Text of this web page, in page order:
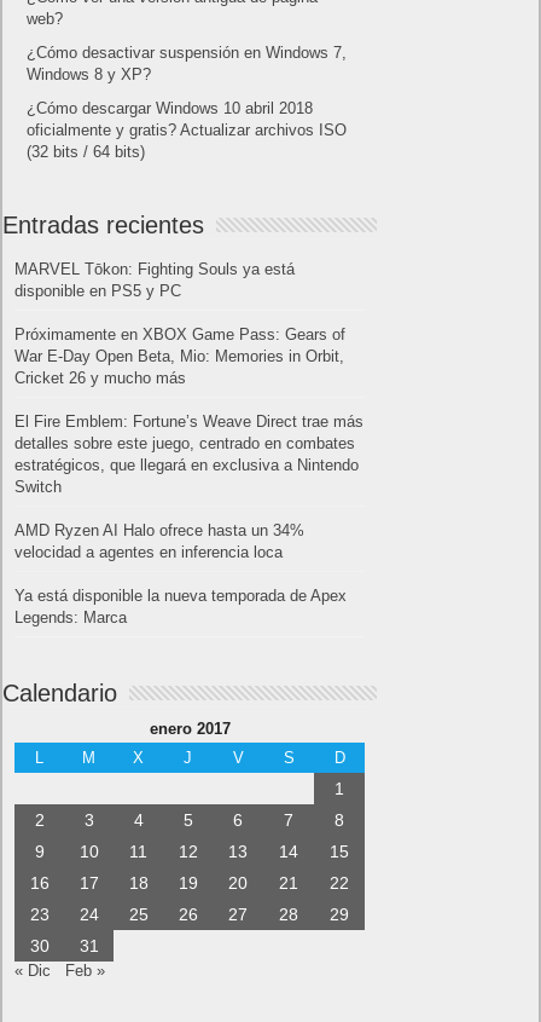
web?
¿Cómo desactivar suspensión en Windows 7,
Windows 8 y XP?
¿Cómo descargar Windows 10 abril 2018
oficialmente y gratis? Actualizar archivos ISO
(32 bits / 64 bits)
Entradas recientes
MARVEL Tōkon: Fighting Souls ya está
disponible en PS5 y PC
Próximamente en XBOX Game Pass: Gears of
War E-Day Open Beta, Mio: Memories in Orbit,
Cricket 26 y mucho más
El Fire Emblem: Fortune’s Weave Direct trae más
detalles sobre este juego, centrado en combates
estratégicos, que llegará en exclusiva a Nintendo
Switch
AMD Ryzen AI Halo ofrece hasta un 34%
velocidad a agentes en inferencia loca
Ya está disponible la nueva temporada de Apex
Legends: Marca
Calendario
enero 2017
L
M X J V S D
1
2
3 4 5 6 7
8
9
10 11 12 13 14
15
16
17 18 19 20 21
22
23
24 25 26 27 28
29
30
31
« Dic Feb »